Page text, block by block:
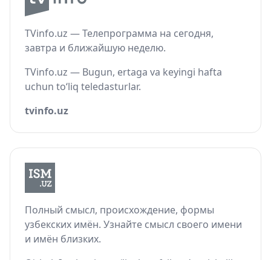
TVinfo.uz — Телепрограмма на сегодня,
завтра и ближайшую неделю.
TVinfo.uz — Bugun, ertaga va keyingi hafta
uchun to‘liq teledasturlar.
tvinfo.uz
Полный смысл, происхождение, формы
узбекских имён. Узнайте смысл своего имени
и имён близких.